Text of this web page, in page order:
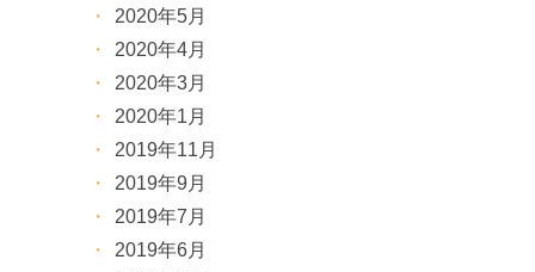
2020年5月
2020年4月
2020年3月
2020年1月
2019年11月
2019年9月
2019年7月
2019年6月